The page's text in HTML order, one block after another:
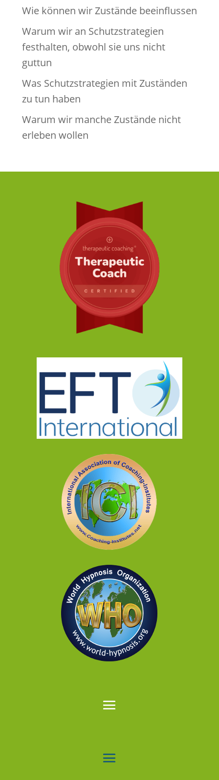
Wie können wir Zustände beeinflussen
Warum wir an Schutzstrategien
festhalten, obwohl sie uns nicht
guttun
Was Schutzstrategien mit Zuständen
zu tun haben
Warum wir manche Zustände nicht
erleben wollen